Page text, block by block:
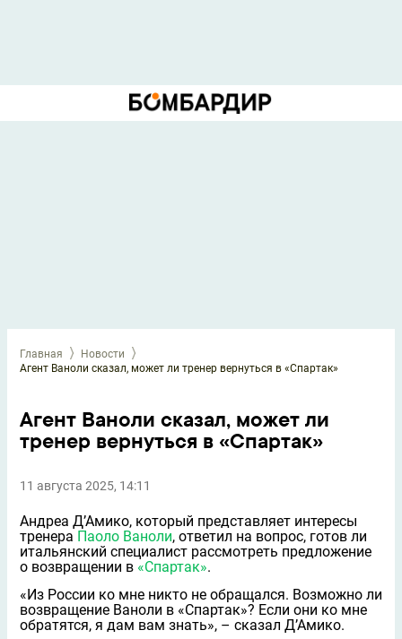
Главная
Новости
Агент Ваноли сказал, может ли тренер вернуться в «Спартак»
Агент Ваноли сказал, может ли
тренер вернуться в «Спартак»
11 августа 2025, 14:11
Андреа Д’Амико, который представляет интересы
тренера Паоло Ваноли, ответил на вопрос, готов ли
итальянский специалист рассмотреть предложение
о возвращении в «Спартак».
«Из России ко мне никто не обращался. Возможно ли
возвращение Ваноли в «Спартак»? Если они ко мне
обратятся, я дам вам знать», – сказал Д’Амико.